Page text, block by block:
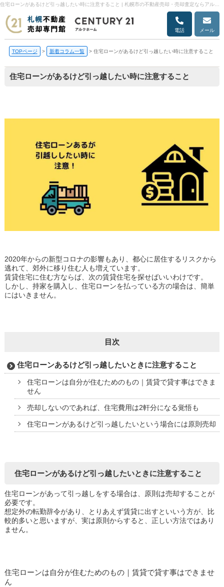
電話 メール
TOPページ > 新着コラム一覧 > 住宅ローンがあるけど引っ越したい時に注意すること
住宅ローンがあるけど引っ越したい時に注意すること
2020年からの新型コロナの影響もあり、都心に居住するリスクから
逃れて、郊外に移り住む人も増えています。
賃貸住宅に住む方ならば、次の賃貸住宅を探せばいいわけです。
しかし、持家を購入し、住宅ローンを払っている方の場合は、簡単
にはいきません。
目次
住宅ローンあるけど引っ越したいときに注意すること
住宅ローンは自分が住むためのもの｜賃貸で貸す事はできま
せん
売却しないのであれば、住宅費用は2軒分になる覚悟も
住宅ローンがあるけど引っ越したいという場合には原則売却
住宅ローンがあるけど引っ越したいときに注意すること
住宅ローンがあって引っ越しをする場合は、原則は売却することが
必要です。
想定外の転勤辞令があり、とりあえず賃貸に出すといいう方が、比
較的多いと思いますが、実は原則からすると、正しい方法ではあり
ません。
住宅ローンは自分が住むためのもの｜賃貸で貸す事はできませ
ん